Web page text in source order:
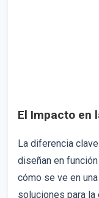
El Impacto en
La diferencia
diseñan en
cómo se ve en
soluciones para